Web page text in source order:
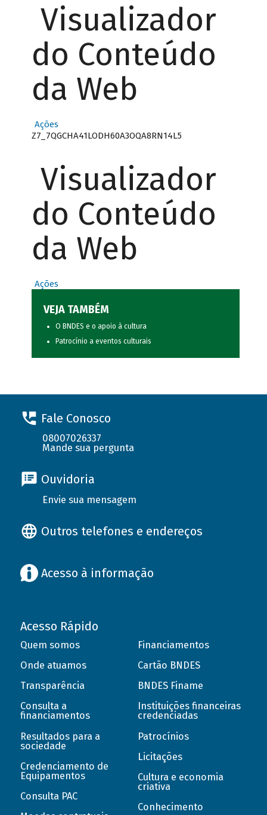
Visualizador
do Conteúdo
da Web
Ações
Z7_7QGCHA41LODH60A3OQA8RN14L5
Visualizador
do Conteúdo
da Web
Ações
VEJA TAMBÉM
O BNDES e o apoio à cultura
Patrocínio a eventos culturais
Fale Conosco
08007026337
Mande sua pergunta
Ouvidoria
Envie sua mensagem
Outros telefones e endereços
Acesso à informação
Acesso Rápido
Quem somos
Onde atuamos
Transparência
Consulta a
financiamentos
Resultados para a
sociedade
Credenciamento de
Equipamentos
Consulta PAC
Financiamentos
Cartão BNDES
BNDES Finame
Instituições financeiras
credenciadas
Patrocínios
Licitações
Cultura e economia
criativa
Conhecimento